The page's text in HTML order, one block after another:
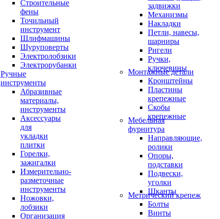
Строительные
фены
Точильный
инструмент
Шлифмашины
Шуруповерты
Электролобзики
Электрорубанки
Ручные
инструменты
Абразивные
материалы,
инструменты
Аксессуары
для
укладки
плитки
Горелки,
зажигалки
Измерительно-
разметочные
инструменты
Ножовки,
лобзики
Организация
задвижки
Механизмы
Накладки
Петли, навесы,
шарниры
Ригели
Ручки,
ключевины
Монтажные детали
Кронштейны
Пластины
крепежные
Скобы
крепежные
Мебельная
фурнитура
Направляющие,
ролики
Опоры,
подставки
Подвески,
уголки
Шканты
Метрический крепеж
Болты
Винты